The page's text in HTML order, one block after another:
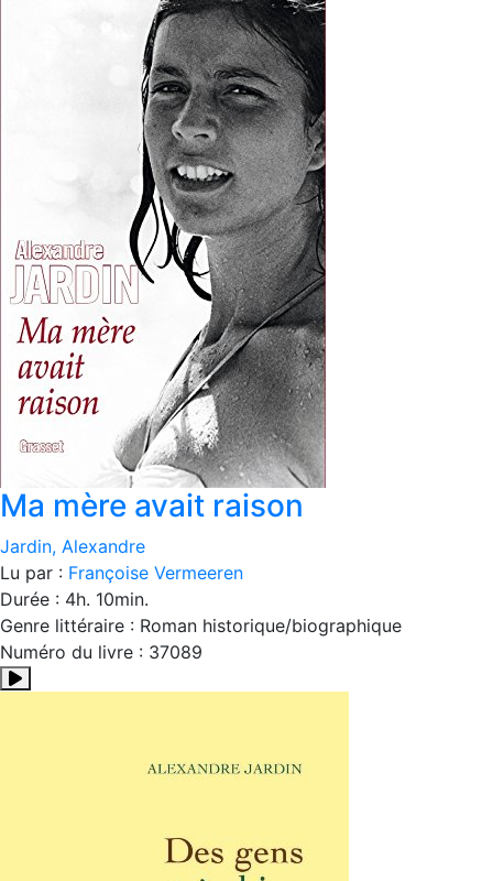
Ma mère avait raison
Jardin, Alexandre
Lu par : Françoise Vermeeren
Durée : 4h. 10min.
Genre littéraire : Roman historique/biographique
Numéro du livre : 37089
Résumé:Ce roman vrai est la pierre d’angle de la grande